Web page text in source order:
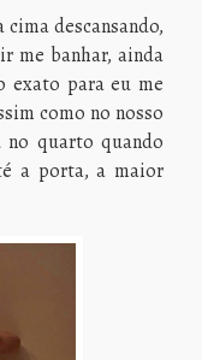
descansando,
me banhar, ainda
exato para eu me
como no nosso
no quarto quando
a porta, a maior